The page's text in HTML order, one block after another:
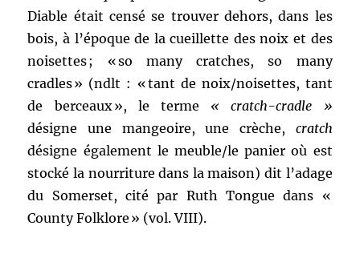
Diable était censé se trouver dehors, dans les
bois, à l’époque de la cueillette des noix et des
noisettes ; « so many cratches, so many
cradles » (ndlt : « tant de noix/noisettes, tant
de berceaux », le terme « cratch-cradle »
désigne une mangeoire, une crèche, cratch
désigne également le meuble/le panier où est
stocké la nourriture dans la maison) dit l’adage
du Somerset, cité par Ruth Tongue dans «
County Folklore » (vol. VIII).